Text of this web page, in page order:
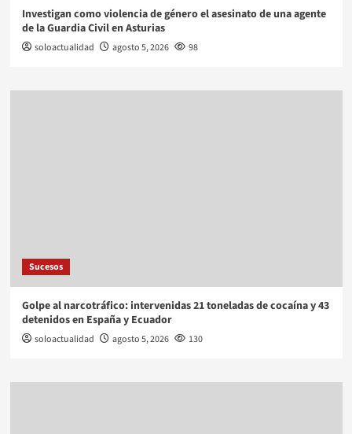
Investigan como violencia de género el asesinato de una agente
de la Guardia Civil en Asturias
soloactualidad agosto 5, 2026 98
Sucesos
Golpe al narcotráfico: intervenidas 21 toneladas de cocaína y 43
detenidos en España y Ecuador
soloactualidad agosto 5, 2026 130